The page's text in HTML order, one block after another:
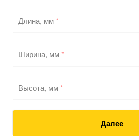
Длина, мм*
Ширина, мм*
Высота, мм*
Далее